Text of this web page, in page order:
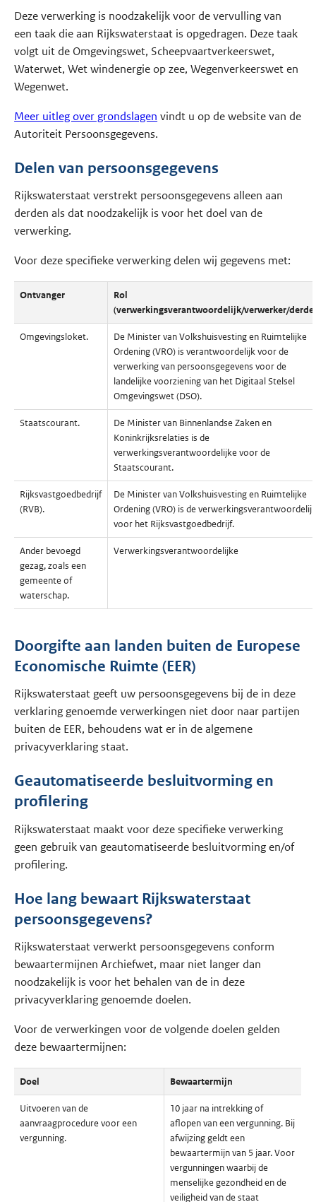
Deze verwerking is noodzakelijk voor de vervulling van
een taak die aan Rijkswaterstaat is opgedragen. Deze taak
volgt uit de Omgevingswet, Scheepvaartverkeerswet,
Waterwet, Wet windenergie op zee, Wegenverkeerswet en
Wegenwet.
Meer uitleg over grondslagen vindt u op de website van de
Autoriteit Persoonsgegevens.
Delen van persoonsgegevens
Rijkswaterstaat verstrekt persoonsgegevens alleen aan
derden als dat noodzakelijk is voor het doel van de
verwerking.
Voor deze specifieke verwerking delen wij gegevens met:
Ontvanger
Rol
(verwerkingsverantwoordelijk/verwerker/
Omgevingsloket.
De Minister van Volkshuisvesting en Ruimtelijke
Ordening (VRO) is verantwoordelijk voor de
verwerking van persoonsgegevens voor de
landelijke voorziening van het Digitaal Stelsel
Omgevingswet (DSO).
Staatscourant.
De Minister van Binnenlandse Zaken en
Koninkrijksrelaties is de
verwerkingsverantwoordelijke voor de
Staatscourant.
Rijksvastgoedbedrijf
(RVB).
De Minister van Volkshuisvesting en Ruimtelijke
Ordening (VRO) is de
voor het Rijksvastgoedbedrijf.
Ander bevoegd
gezag, zoals een
gemeente of
waterschap.
Verwerkingsverantwoordelijke
Doorgifte aan landen buiten de Europese
Economische Ruimte (EER)
Rijkswaterstaat geeft uw persoonsgegevens bij de in deze
verklaring genoemde verwerkingen niet door naar partijen
buiten de EER, behoudens wat er in de algemene
privacyverklaring staat.
Geautomatiseerde besluitvorming en
profilering
Rijkswaterstaat maakt voor deze specifieke verwerking
geen gebruik van geautomatiseerde besluitvorming en/of
profilering.
Hoe lang bewaart Rijkswaterstaat
persoonsgegevens?
Rijkswaterstaat verwerkt persoonsgegevens conform
bewaartermijnen Archiefwet, maar niet langer dan
noodzakelijk is voor het behalen van de in deze
privacyverklaring genoemde doelen.
Voor de verwerkingen voor de volgende doelen gelden
deze bewaartermijnen:
Doel Bewaartermijn
Uitvoeren van de
aanvraagprocedure voor een
vergunning.
10 jaar na intrekking of
aflopen van een vergunning. Bij
afwijzing geldt een
bewaartermijn van 5 jaar. Voor
vergunningen waarbij de
menselijke gezondheid en de
veiligheid van de staat